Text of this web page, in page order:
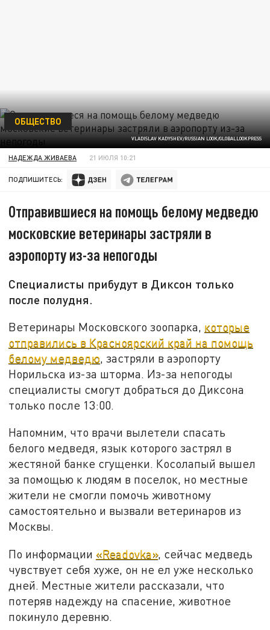
VLADISLAV KADYSHEV/RUSSIAN LOOK/GLOBALLOOKPRESS
ОБЩЕСТВО
НАДЕЖДА ЖИВАЕВА 21 ИЮЛЯ 10:21
ПОДПИШИТЕСЬ:
Отправившиеся на помощь белому медведю
московские ветеринары застряли в
аэропорту из-за непогоды
Специалисты прибудут в Диксон только
после полудня.
Ветеринары Московского зоопарка, которые
отправились в Красноярский край на помощь
белому медведю, застряли в аэропорту
Норильска из-за шторма. Из-за непогоды
специалисты смогут добраться до Диксона
только после 13:00.
Напомним, что врачи вылетели спасать
белого медведя, язык которого застрял в
жестяной банке сгущенки. Косолапый вышел
за помощью к людям в поселок, но местные
жители не смогли помочь животному
самостоятельно и вызвали ветеринаров из
Москвы.
По информации «Readovka», сейчас медведь
чувствует себя хуже, он не ел уже несколько
дней. Местные жители рассказали, что
потеряв надежду на спасение, животное
покинуло деревню.